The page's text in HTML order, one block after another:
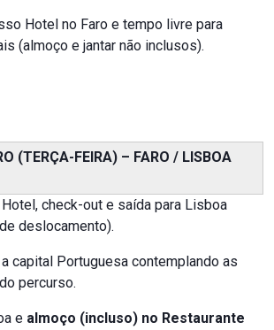
Hotel no Faro e tempo livre para
(almoço e jantar não inclusos).
(TERÇA-FEIRA) – FARO / LISBOA
check-out e saída para Lisboa
deslocamento).
capital Portuguesa contemplando as
percurso.
e almoço (incluso) no Restaurante